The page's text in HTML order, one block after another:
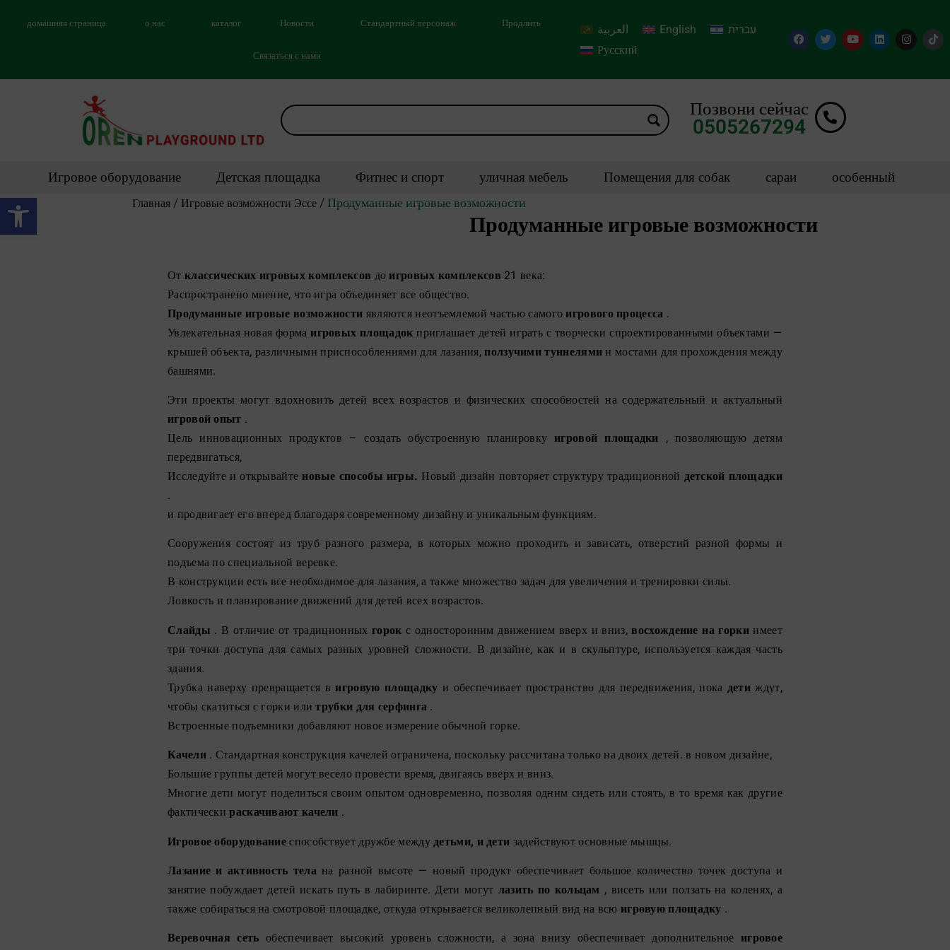
Открыть панель инструментов
домашняя страница о нас каталог Новости Стандартный персонаж Продлить
Связаться с нами
العربية English
עברית
Русский
Позвони сейчас
0505267294
Игровое оборудование Детская площадка Фитнес и спорт уличная мебель Помещения для собак сараи особенный
Главная/ Игровые возможности Эссе/ Продуманные игровые возможности
Продуманные игровые возможности
От классических игровых комплексов доигровых комплексов 21 века:
Распространено мнение, что игра объединяет все общество.
Продуманные игровые возможности являются неотъемлемой частью самогоигрового процесса .
Увлекательная новая формаигровых площадок приглашает детей играть с творчески спроектированными объектами —
крышей объекта, различными приспособлениями для лазания,ползучими туннелями и мостами для прохождения между
башнями.
Эти проекты могут вдохновить детей всех возрастов и физических способностей на содержательный и актуальный
игровой опыт .
Цель инновационных продуктов – создать обустроенную планировкуигровой площадки , позволяющую детям
передвигаться,
Исследуйте и открывайтеновые способы игры. Новый дизайн повторяет структуру традиционной детской площадки
.
и продвигает его вперед благодаря современному дизайну и уникальным функциям.
Сооружения состоят из труб разного размера, в которых можно проходить и зависать, отверстий разной формы и
подъема по специальной веревке.
В конструкции есть все необходимое для лазания, а также множество задач для увеличения и тренировки силы.
Ловкость и планирование движений для детей всех возрастов.
Слайды . В отличие от традиционных горок с односторонним движением вверх и вниз,восхождение на горкиимеет
три точки доступа для самых разных уровней сложности. В дизайне, как и в скульптуре, используется каждая часть
здания.
Трубка наверху превращается вигровую площадку и обеспечивает пространство для передвижения, пока дети ждут,
чтобы скатиться с горки илитрубки для серфинга .
Встроенные подъемники добавляют новое измерение обычной горке.
Качели. Стандартная конструкция качелей ограничена, поскольку рассчитана только на двоих детей. в новом дизайне,
Большие группы детей могут весело провести время, двигаясь вверх и вниз.
Многие дети могут поделиться своим опытом одновременно, позволяя одним сидеть или стоять, в то время как другие
фактическираскачивают качели .
Игровое оборудованиеспособствует дружбе междудетьми, и дети задействуют основные мышцы.
Лазание и активность телана разной высоте — новый продукт обеспечивает большое количество точек доступа и
занятие побуждает детей искать путь в лабиринте. Дети могут лазить по кольцам , висеть или ползать на коленях, а
также собираться на смотровой площадке, откуда открывается великолепный вид на всю игровую площадку .
Веревочная сеть обеспечивает высокий уровень сложности, а зона внизу обеспечивает дополнительное игровое